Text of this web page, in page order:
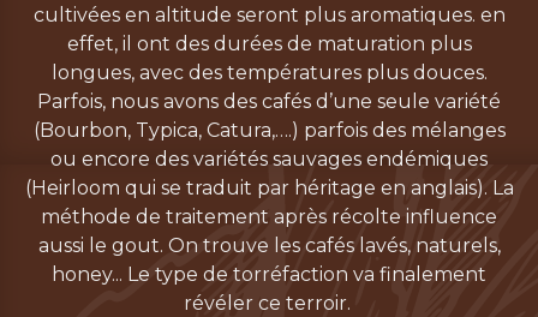
cultivées en altitude seront plus aromatiques. en
effet, il ont des durées de maturation plus
longues, avec des températures plus douces.
Parfois, nous avons des cafés d’une seule variété
(Bourbon, Typica, Catura,….) parfois des mélanges
ou encore des variétés sauvages endémiques
(Heirloom qui se traduit par héritage en anglais). La
méthode de traitement après récolte influence
aussi le gout. On trouve les cafés lavés, naturels,
honey... Le type de torréfaction va finalement
révéler ce terroir.